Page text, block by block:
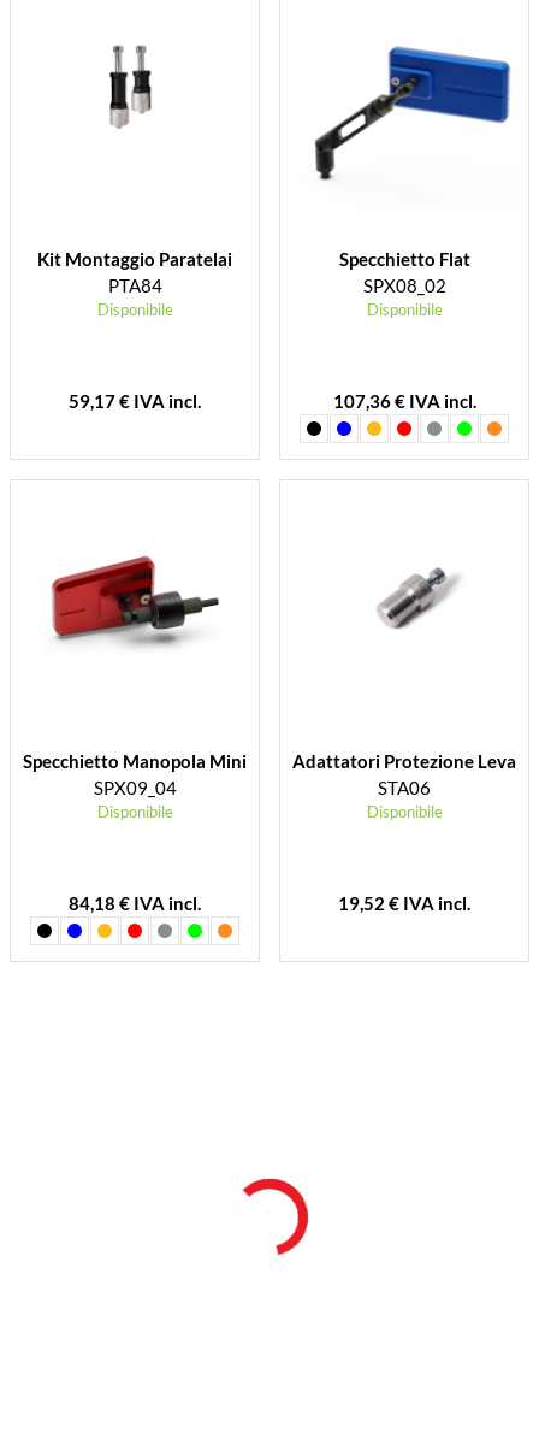
Kit Montaggio Paratelai
PTA84
Disponibile
59,17 € IVA incl.
Specchietto Flat
SPX08_02
Disponibile
107,36 € IVA incl.
Specchietto Manopola Mini
SPX09_04
Disponibile
84,18 € IVA incl.
Adattatori Protezione Leva
STA06
Disponibile
19,52 € IVA incl.